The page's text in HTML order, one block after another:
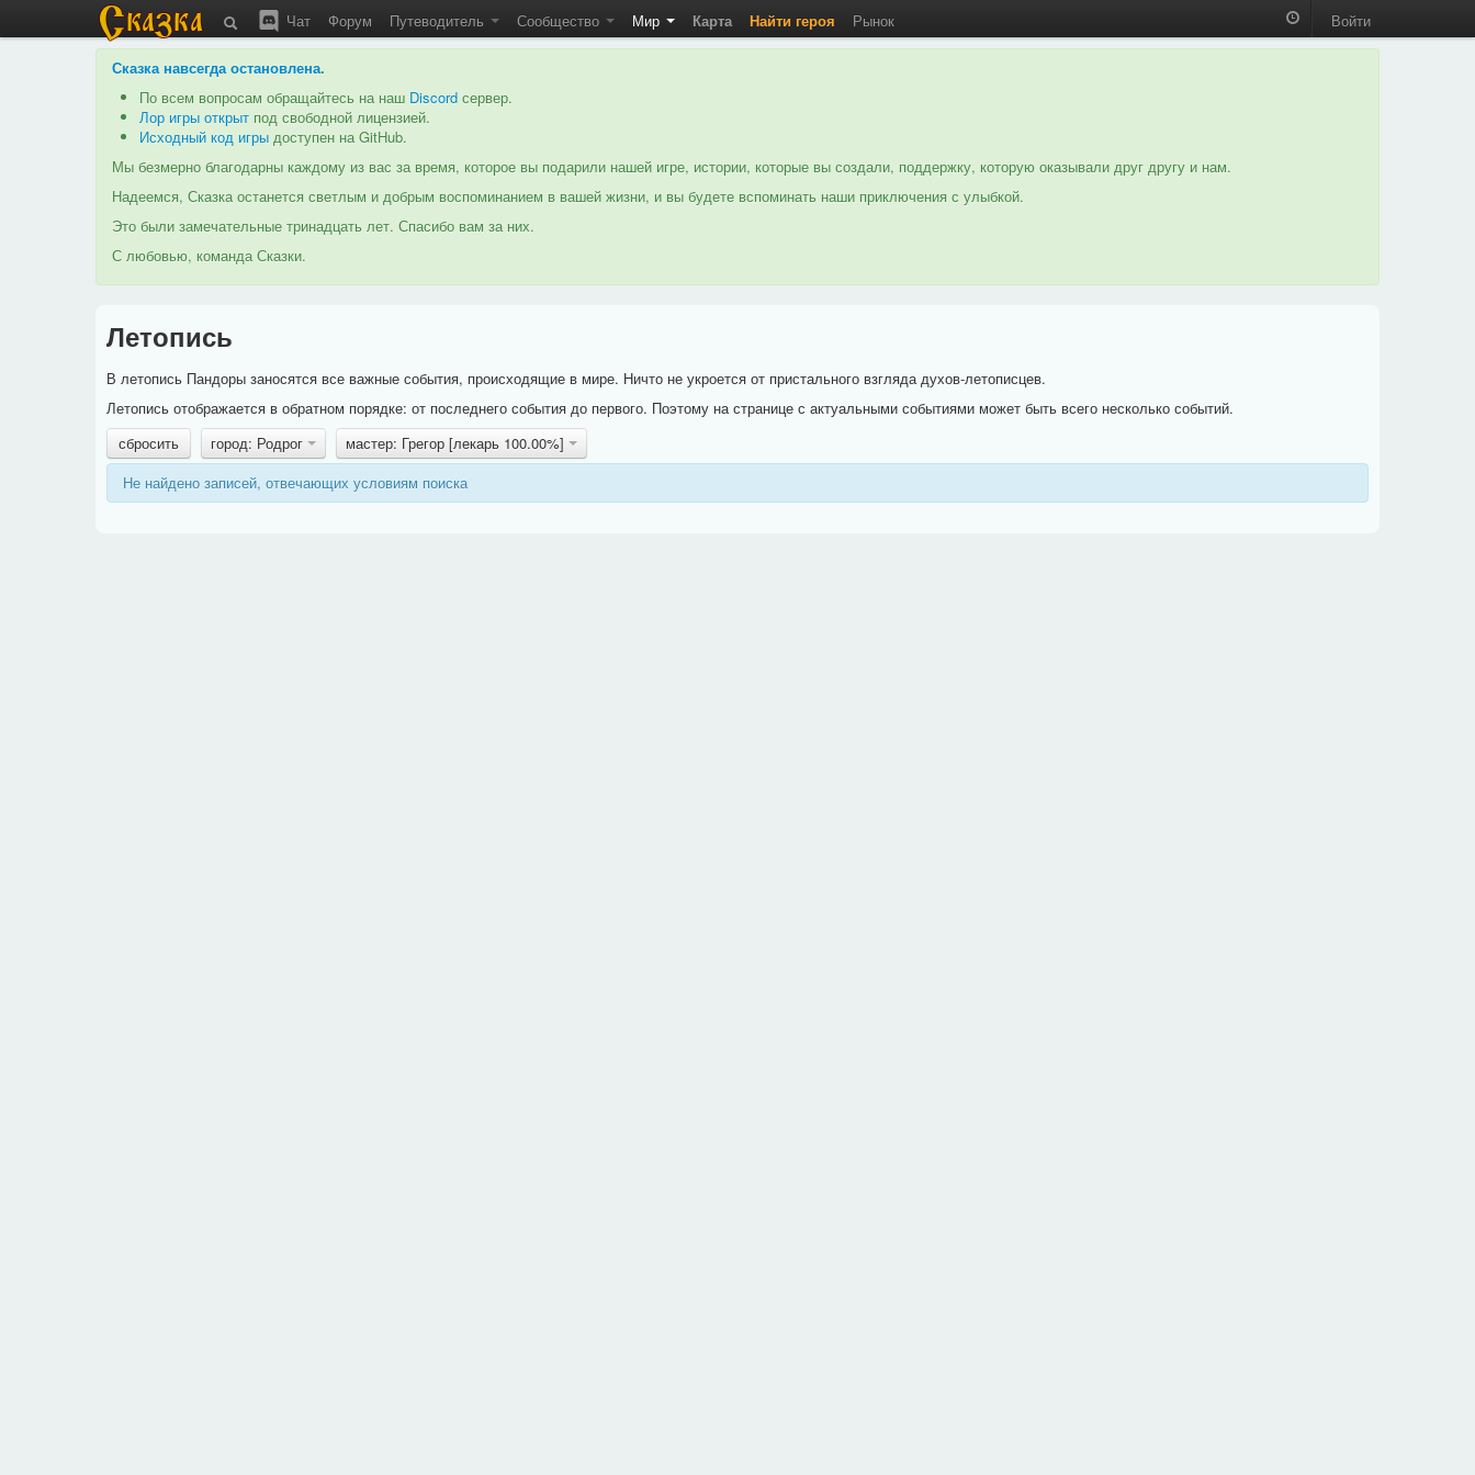
Чат Форум Путеводитель Сообщество Мир Карта Найти героя Рынок Войти
Сказка навсегда остановлена.
По всем вопросам обращайтесь на наш Discord сервер.
Лор игры открыт под свободной лицензией.
Исходный код игры доступен на GitHub.
Мы безмерно благодарны каждому из вас за время, которое вы подарили нашей игре, истории, которые вы создали, поддержку, которую оказывали друг другу и нам.
Надеемся, Сказка останется светлым и добрым воспоминанием в вашей жизни, и вы будете вспоминать наши приключения с улыбкой.
Это были замечательные тринадцать лет. Спасибо вам за них.
С любовью, команда Сказки.
Летопись
В летопись Пандоры заносятся все важные события, происходящие в мире. Ничто не укроется от пристального взгляда духов-летописцев.
Летопись отображается в обратном порядке: от последнего события до первого. Поэтому на странице с актуальными событиями может быть всего несколько событий.
сбросить
город: Родрог
мастер: Грегор [лекарь 100.00%]
Не найдено записей, отвечающих условиям поиска